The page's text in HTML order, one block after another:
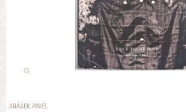
JIRÁSEK PAVEL